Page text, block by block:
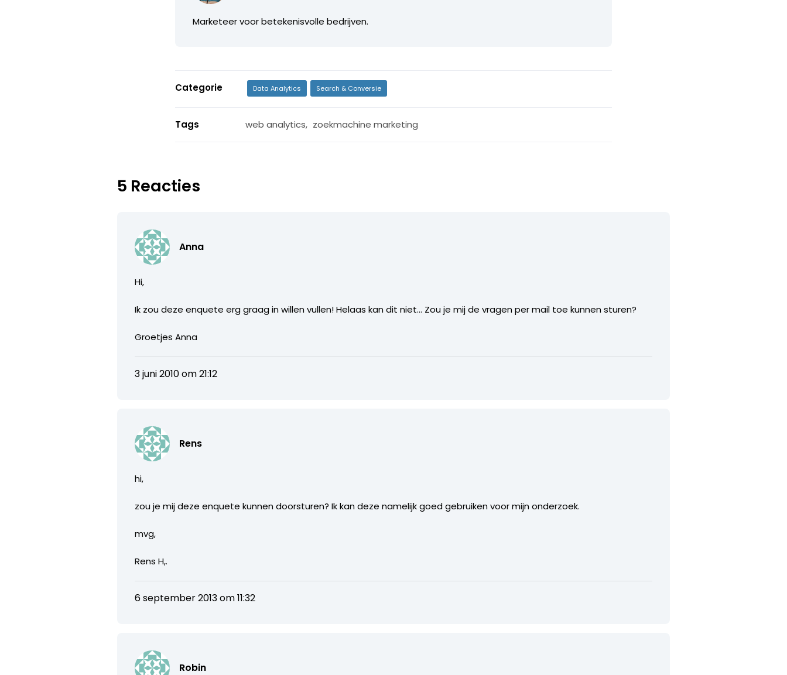
Marketeer voor betekenisvolle bedrijven.
Categorie Data Analytics Search & Conversie
Tags web analytics, zoekmachine marketing
5 Reacties
Anna
Hi,
Ik zou deze enquete erg graag in willen vullen! Helaas kan dit niet… Zou je mij de vragen per mail toe kunnen sturen?
Groetjes Anna
3 juni 2010 om 21:12
Rens
hi,
zou je mij deze enquete kunnen doorsturen? Ik kan deze namelijk goed gebruiken voor mijn onderzoek.
mvg,
Rens H,.
6 september 2013 om 11:32
Robin